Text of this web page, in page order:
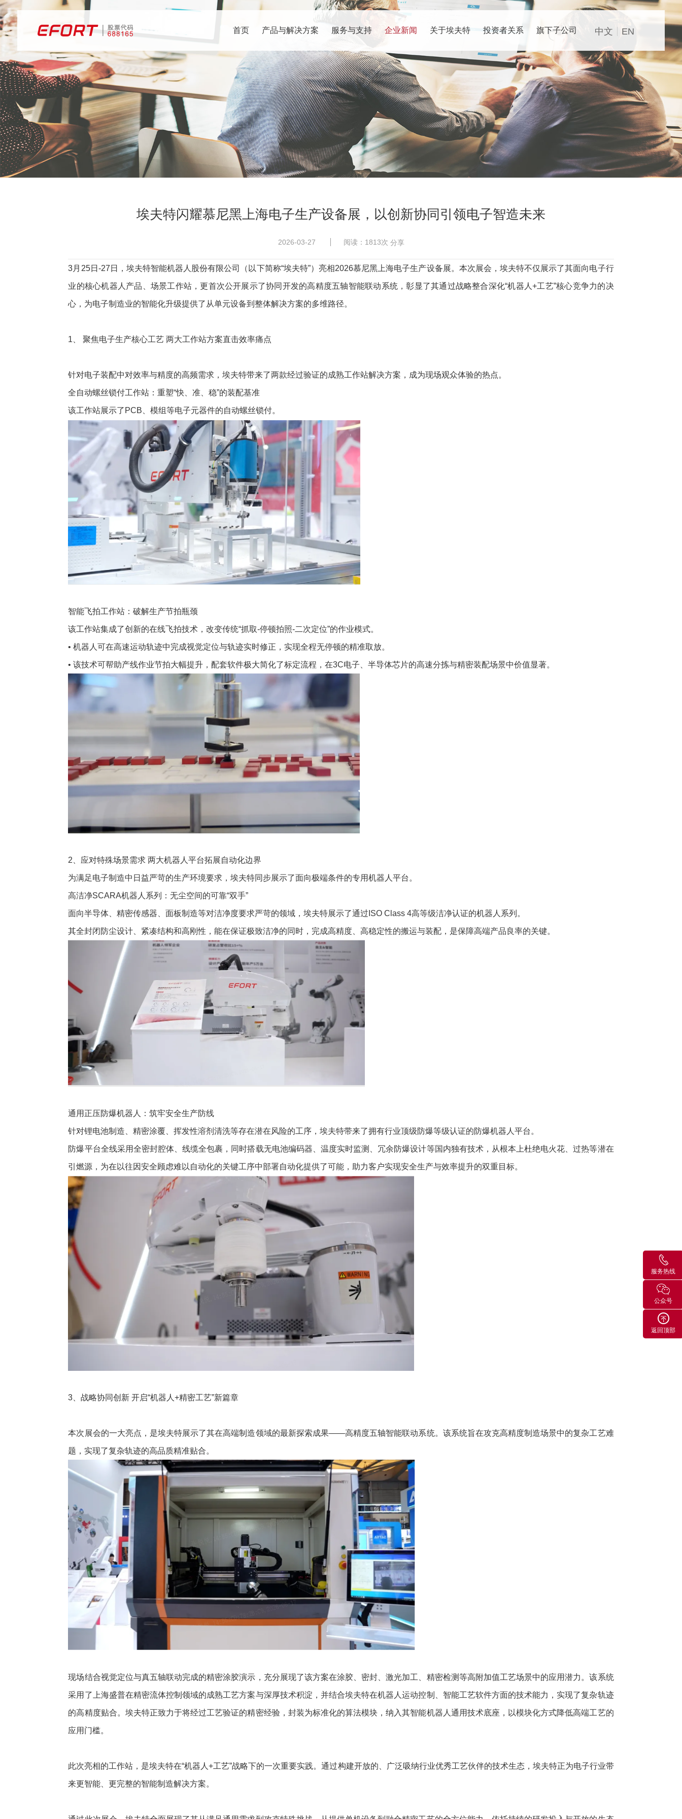
中文 EN
首页 产品与解决方案 服务与支持 企业新闻 关于埃夫特 投资者关系 旗下子公司
埃夫特闪耀慕尼黑上海电子生产设备展，以创新协同引领电子智造未来
2026-03-27 阅读：1813次 分享
3月25日-27日，埃夫特智能机器人股份有限公司（以下简称“埃夫特”）亮相2026慕尼黑上海电子生产设备展。本次展会，埃夫特不仅展示了其面向电子行
业的核心机器人产品、场景工作站，更首次公开展示了协同开发的高精度五轴智能联动系统，彰显了其通过战略整合深化“机器人+工艺”核心竞争力的决
心，为电子制造业的智能化升级提供了从单元设备到整体解决方案的多维路径。
1、 聚焦电子生产核心工艺 两大工作站方案直击效率痛点
针对电子装配中对效率与精度的高频需求，埃夫特带来了两款经过验证的成熟工作站解决方案，成为现场观众体验的热点。
全自动螺丝锁付工作站：重塑“快、准、稳”的装配基准
该工作站展示了PCB、模组等电子元器件的自动螺丝锁付。
智能飞拍工作站：破解生产节拍瓶颈
该工作站集成了创新的在线飞拍技术，改变传统“抓取-停顿拍照-二次定位”的作业模式。
• 机器人可在高速运动轨迹中完成视觉定位与轨迹实时修正，实现全程无停顿的精准取放。
• 该技术可帮助产线作业节拍大幅提升，配套软件极大简化了标定流程，在3C电子、半导体芯片的高速分拣与精密装配场景中价值显著。
2、应对特殊场景需求 两大机器人平台拓展自动化边界
为满足电子制造中日益严苛的生产环境要求，埃夫特同步展示了面向极端条件的专用机器人平台。
高洁净SCARA机器人系列：无尘空间的可靠“双手”
面向半导体、精密传感器、面板制造等对洁净度要求严苛的领域，埃夫特展示了通过ISO Class 4高等级洁净认证的机器人系列。
其全封闭防尘设计、紧凑结构和高刚性，能在保证极致洁净的同时，完成高精度、高稳定性的搬运与装配，是保障高端产品良率的关键。
通用正压防爆机器人：筑牢安全生产防线
针对锂电池制造、精密涂覆、挥发性溶剂清洗等存在潜在风险的工序，埃夫特带来了拥有行业顶级防爆等级认证的防爆机器人平台。
防爆平台全线采用全密封腔体、线缆全包裹，同时搭载无电池编码器、温度实时监测、冗余防爆设计等国内独有技术，从根本上杜绝电火花、过热等潜在
引燃源，为在以往因安全顾虑难以自动化的关键工序中部署自动化提供了可能，助力客户实现安全生产与效率提升的双重目标。
3、战略协同创新 开启“机器人+精密工艺”新篇章
本次展会的一大亮点，是埃夫特展示了其在高端制造领域的最新探索成果——高精度五轴智能联动系统。该系统旨在攻克高精度制造场景中的复杂工艺难
题，实现了复杂轨迹的高品质精准贴合。
现场结合视觉定位与真五轴联动完成的精密涂胶演示，充分展现了该方案在涂胶、密封、激光加工、精密检测等高附加值工艺场景中的应用潜力。该系统
采用了上海盛普在精密流体控制领域的成熟工艺方案与深厚技术积淀，并结合埃夫特在机器人运动控制、智能工艺软件方面的技术能力，实现了复杂轨迹
的高精度贴合。埃夫特正致力于将经过工艺验证的精密经验，封装为标准化的算法模块，纳入其智能机器人通用技术底座，以模块化方式降低高端工艺的
应用门槛。
此次亮相的工作站，是埃夫特在“机器人+工艺”战略下的一次重要实践。通过构建开放的、广泛吸纳行业优秀工艺伙伴的技术生态，埃夫特正为电子行业带
来更智能、更完整的智能制造解决方案。
服务热线
公众号
返回顶部